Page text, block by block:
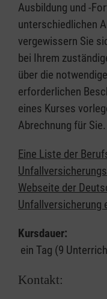
Ausbildung und -
unterschiedlichen
vergewissern Sie
bei Ihrem
über die
erforderlichen
eines Kurses
Abrechnung für Sie.
Eine Liste der
Webseite der
Unfallversicherung
Kursdauer:
ein Tag (9
Kontakt: